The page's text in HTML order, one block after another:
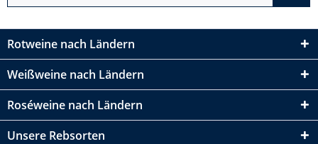
Rotweine nach Ländern
Weißweine nach Ländern
Roséweine nach Ländern
Unsere Rebsorten